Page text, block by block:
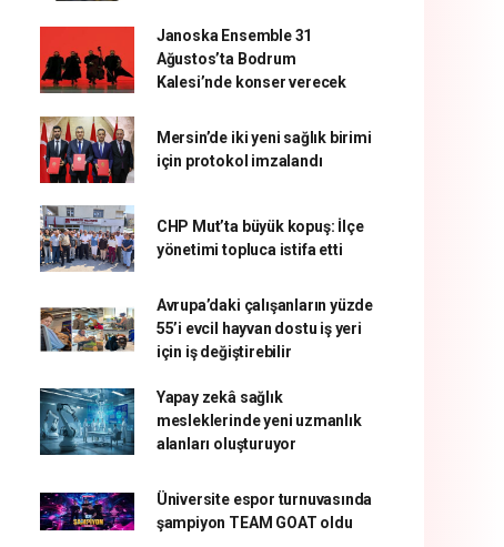
Janoska Ensemble 31
Ağustos’ta Bodrum
Kalesi’nde konser verecek
Mersin’de iki yeni sağlık birimi
için protokol imzalandı
CHP Mut’ta büyük kopuş: İlçe
yönetimi topluca istifa etti
Avrupa’daki çalışanların yüzde
55’i evcil hayvan dostu iş yeri
için iş değiştirebilir
Yapay zekâ sağlık
mesleklerinde yeni uzmanlık
alanları oluşturuyor
Üniversite espor turnuvasında
şampiyon TEAM GOAT oldu